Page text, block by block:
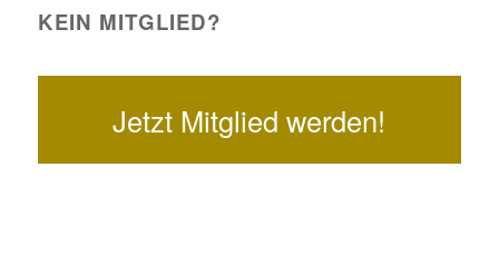
KEIN MITGLIED?
Jetzt Mitglied werden!